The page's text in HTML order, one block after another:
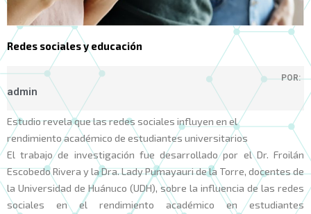
Redes sociales y educación
POR:
admin
Estudio revela que las redes sociales influyen en el
rendimiento académico de estudiantes universitarios
El trabajo de investigación fue desarrollado por el Dr. Froilán
Escobedo Rivera y la Dra. Lady Pumayauri de la Torre, docentes de
la Universidad de Huánuco (UDH), sobre la influencia de las redes
sociales en el rendimiento académico en estudiantes